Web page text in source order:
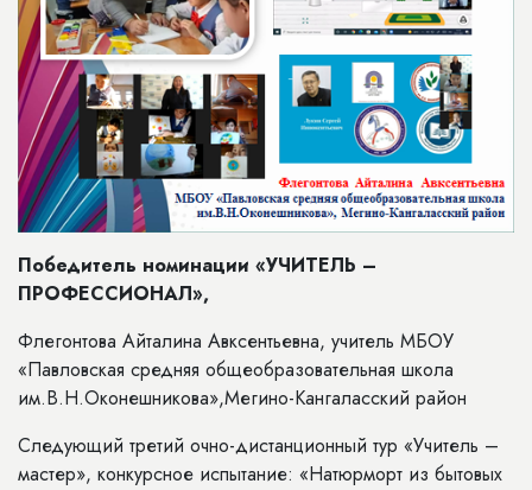
Победитель номинации «УЧИТЕЛЬ –
ПРОФЕССИОНАЛ»,
Флегонтова Айталина Авксентьевна, учитель МБОУ
«Павловская средняя общеобразовательная школа
им.В.Н.Оконешникова»,Мегино-Кангаласский район
Следующий третий очно-дистанционный тур «Учитель –
мастер», конкурсное испытание: «Натюрморт из бытовых